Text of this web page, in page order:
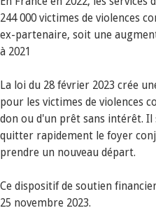
244 000 victimes de violences
ex-partenaire, soit une
à 2021
La loi du 28 février 2023 crée
pour les victimes de violences
don ou d'un prêt sans intérêt. Il
quitter rapidement le foyer
prendre un nouveau départ.
Ce dispositif de soutien
25 novembre 2023.